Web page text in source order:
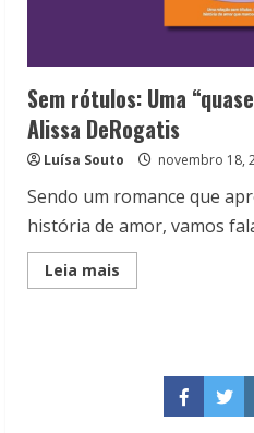
Sem rótulos: Uma
Alissa DeRogatis
Luísa Souto novembro 18,
Sendo um romance que
história de amor, vamos
Leia mais
more
história